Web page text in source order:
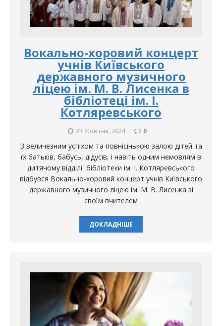
Вокально-хоровий концерт
учнів Київського
державного музичного
ліцею ім. М. В. Лисенка в
бібліотеці ім. І.
Котляревського
23 Жовтня, 2024 0
З величезним успіхом та повнісінькою залою дітей та
їх батьків, бабусь, дідусів, і навіть одним немовлям в
дитячому відділі бібліотеки ім. І. Котляревського
відбувся Вокально-хоровий концерт учнів Київського
державного музичного ліцею ім. М. В. Лисенка зі
своїм вчителем
ДОКЛАДНІШЕ